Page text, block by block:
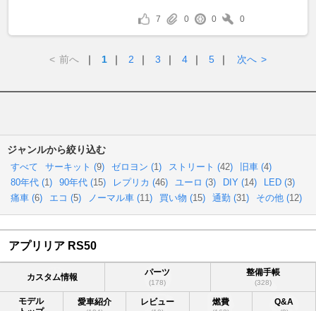
7 0 0 0
< 前へ ｜ 1 ｜ 2 ｜ 3 ｜ 4 ｜ 5 ｜ 次へ >
ジャンルから絞り込む
すべて サーキット (9) ゼロヨン (1) ストリート (42) 旧車 (4)
80年代 (1) 90年代 (15) レプリカ (46) ユーロ (3) DIY (14) LED (3)
痛車 (6) エコ (5) ノーマル車 (11) 買い物 (15) 通勤 (31) その他 (12)
アプリリア RS50
カスタム情報 パーツ
(178)
整備手帳
(328)
モデル
愛車紹介 レビュー 燃費 Q&A